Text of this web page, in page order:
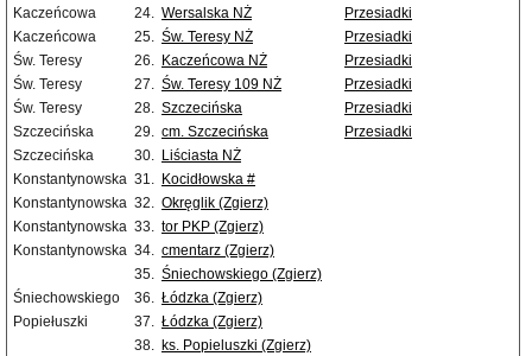
Kaczeńcowa
24. Wersalska NŻ
Przesiadki
Kaczeńcowa
25. Św. Teresy NŻ
Przesiadki
Św. Teresy
26. Kaczeńcowa NŻ
Przesiadki
Św. Teresy
27. Św. Teresy 109 NŻ
Przesiadki
Św. Teresy
28. Szczecińska
Przesiadki
Szczecińska
29. cm. Szczecińska
Przesiadki
Szczecińska
30. Liściasta NŻ
Konstantynowska 31. Kocidłowska #
Konstantynowska 32. Okręglik (Zgierz)
Konstantynowska 33. tor PKP (Zgierz)
Konstantynowska 34. cmentarz (Zgierz)
35. Śniechowskiego (Zgierz)
Śniechowskiego
36. Łódzka (Zgierz)
Popiełuszki
37. Łódzka (Zgierz)
38. ks. Popieluszki (Zgierz)